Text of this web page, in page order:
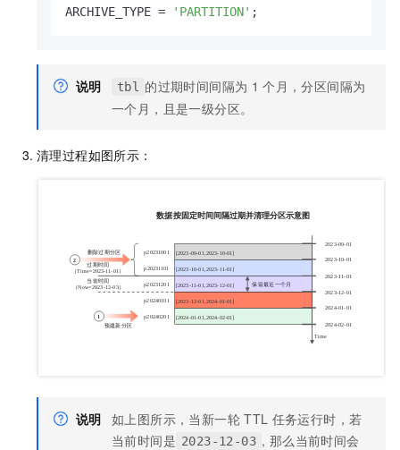
ARCHIVE_TYPE = 'PARTITION' ;
说明 tbl 的过期时间间隔为 1 个月，分区间隔为
一个月，且是一级分区。
清理过程如图所示：
说明 如上图所示，当新一轮 TTL 任务运行时，若
当前时间是 2023-12-03 , 那么当前时间会